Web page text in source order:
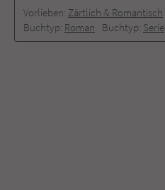
Vorlieben: Zärtlich & Romantisch
Buchtyp: Roman Buchtyp: Serie